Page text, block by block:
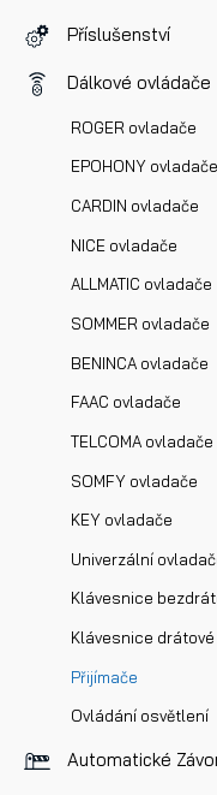
Příslušenství
Dálkové ovládače
ROGER ovladače
EPOHONY ovladače
CARDIN ovladače
NICE ovladače
ALLMATIC ovladače
SOMMER ovladače
BENINCA ovladače
FAAC ovladače
TELCOMA ovladače
SOMFY ovladače
KEY ovladače
Univerzální
Klávesnice
Klávesnice drátové
Přijímače
Ovládání osvětlení
Automatické
Dotaz k produktu
Přečetl/a
zpracováním
Odeslat